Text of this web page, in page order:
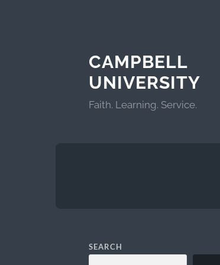
CAMPBELL
UNIVERSITY
Faith. Learning. Service.
SEARCH